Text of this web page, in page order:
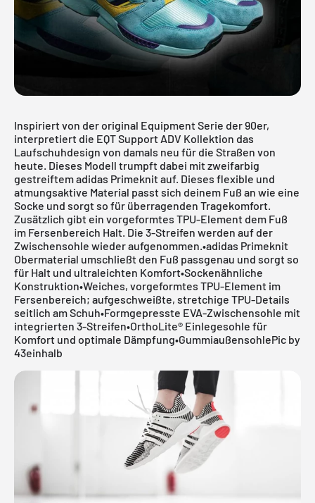
Inspiriert von der original Equipment Serie der 90er,
interpretiert die EQT Support ADV Kollektion das
Laufschuhdesign von damals neu für die Straßen von
heute. Dieses Modell trumpft dabei mit zweifarbig
gestreiftem adidas Primeknit auf. Dieses flexible und
atmungsaktive Material passt sich deinem Fuß an wie eine
Socke und sorgt so für überragenden Tragekomfort.
Zusätzlich gibt ein vorgeformtes TPU-Element dem Fuß
im Fersenbereich Halt. Die 3-Streifen werden auf der
Zwischensohle wieder aufgenommen.•adidas Primeknit
Obermaterial umschließt den Fuß passgenau und sorgt so
für Halt und ultraleichten Komfort•Sockenähnliche
Konstruktion•Weiches, vorgeformtes TPU-Element im
Fersenbereich; aufgeschweißte, stretchige TPU-Details
seitlich am Schuh•Formgepresste EVA-Zwischensohle mit
integrierten 3-Streifen•OrthoLite® Einlegesohle für
Komfort und optimale Dämpfung•GummiaußensohlePic by
43einhalb